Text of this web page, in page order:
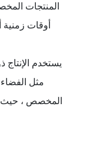
المنتجات
أوقات
يستخدم
مثل الفضاء
المخصص ، حيث